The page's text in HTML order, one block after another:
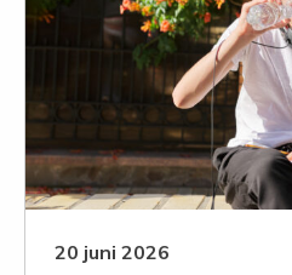
20 juni 2026
Voor
generatie
is
een
suikertaks
hard
nodig: